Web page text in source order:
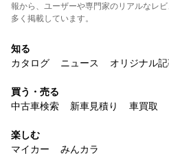
報から、ユーザーや専門家のリアルなレ
多く掲載しています。
知る
カタログ
ニュース オリジナル
買う・売る
中古車検索
新車見積り 車買取
楽しむ
マイカー
みんカラ